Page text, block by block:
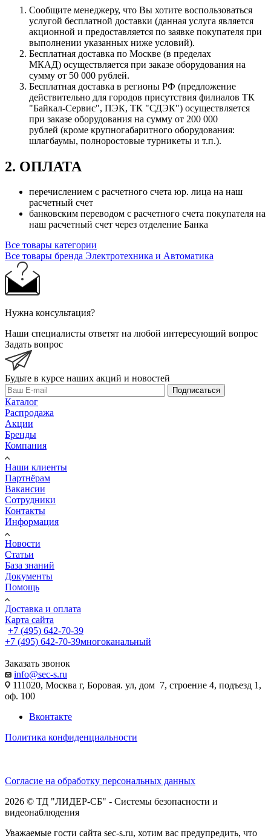
Сообщите менеджеру, что Вы хотите воспользоваться
услугой бесплатной доставки (данная услуга является
акционной и предоставляется по заявке покупателя при
выполнении указанных ниже условий).
Бесплатная доставка по Москве (в пределах
МКАД) осуществляется при заказе оборудования на
сумму от 50 000 рублей.
Бесплатная доставка в регионы РФ (предложение
действительно для городов присутствия филиалов ТК
"Байкал-Сервис", ПЭК, ТК "СДЭК") осуществляется
при заказе оборудования на сумму от 200 000
рублей (кроме крупногабаритного оборудования:
шлагбаумы, полноростовые турникеты и т.п.).
2. ОПЛАТА
перечислением с расчетного счета юр. лица на наш
расчетный счет
банковским переводом с расчетного счета покупателя на
наш расчетный счет через отделение Банка
Все товары категории
Все товары бренда Электротехника и Автоматика
Нужна консультация?
Наши специалисты ответят на любой интересующий вопрос
Задать вопрос
Будьте в курсе наших акций и новостей
Подписаться
Каталог
Распродажа
Акции
Бренды
Компания
Наши клиенты
Партнёрам
Вакансии
Сотрудники
Контакты
Информация
Новости
Статьи
База знаний
Документы
Помощь
Доставка и оплата
Карта сайта
+7 (495) 642-70-39
+7 (495) 642-70-39многоканальный
Заказать звонок
info@sec-s.ru
111020, Москва г, Боровая. ул, дом 7, строение 4, подъезд 1,
оф. 100
Вконтакте
Политика конфиденциальности
Согласие на обработку персональных данных
2026 © ТД "ЛИДЕР-СБ" - Системы безопасности и
видеонаблюдения
Уважаемые гости сайта sec-s.ru, хотим вас предупредить, что